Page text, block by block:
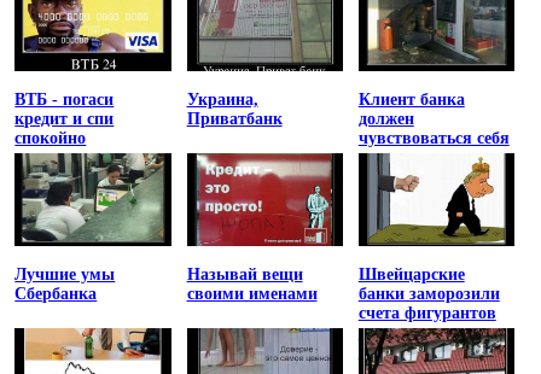
ВТБ - погаси
кредит и спи
спокойно
Украина,
Приватбанк
Клиент банка
должен
чувствоваться себя
униженным
Лучшие умы
Сбербанка
Называй вещи
своими именами
Швейцарские
банки заморозили
счета фигурантов
списка
Магнитского